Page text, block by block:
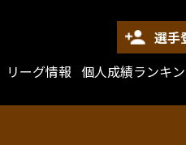
選手
リーグ情報 個人成績ランキ